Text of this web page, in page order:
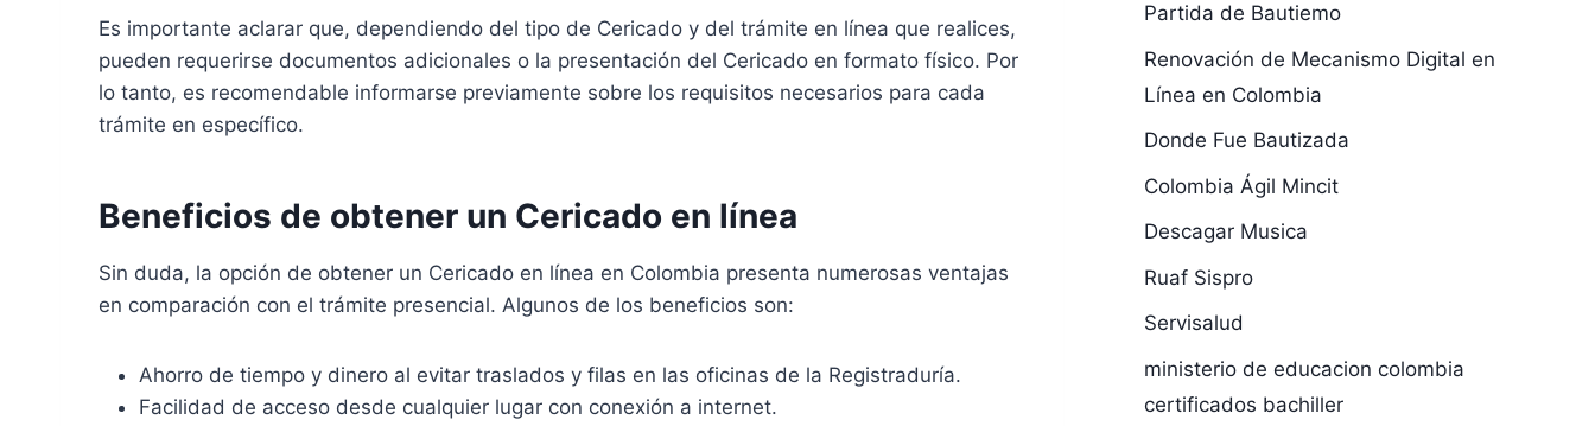
Es importante aclarar que, dependiendo del tipo de Cericado y del trámite en línea que realices,
pueden requerirse documentos adicionales o la presentación del Cericado en formato físico. Por
lo tanto, es recomendable informarse previamente sobre los requisitos necesarios para cada
trámite en específico.
Beneficios de obtener un Cericado en línea
Sin duda, la opción de obtener un Cericado en línea en Colombia presenta numerosas ventajas
en comparación con el trámite presencial. Algunos de los beneficios son:
Ahorro de tiempo y dinero al evitar traslados y filas en las oficinas de la Registraduría.
Facilidad de acceso desde cualquier lugar con conexión a internet.
Partida de Bautiemo
Renovación de Mecanismo Digital en
Línea en Colombia
Donde Fue Bautizada
Colombia Ágil Mincit
Descagar Musica
Ruaf Sispro
Servisalud
ministerio de educacion colombia
certificados bachiller